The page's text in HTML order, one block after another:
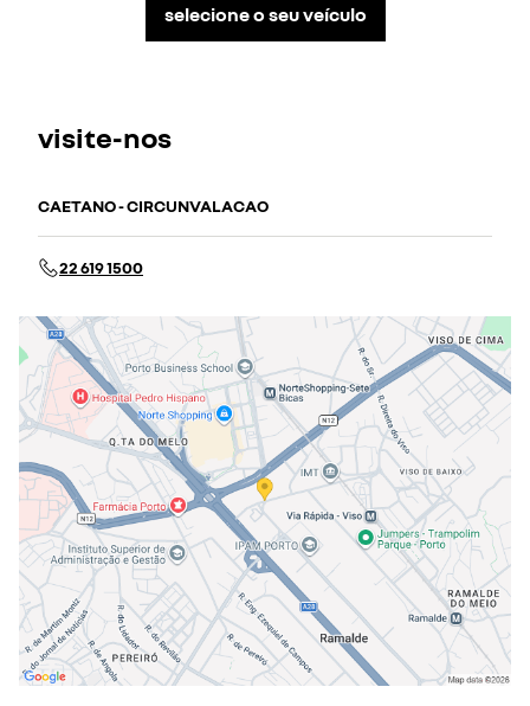
selecione o seu veículo
visite-nos
CAETANO - CIRCUNVALACAO
22 619 1500